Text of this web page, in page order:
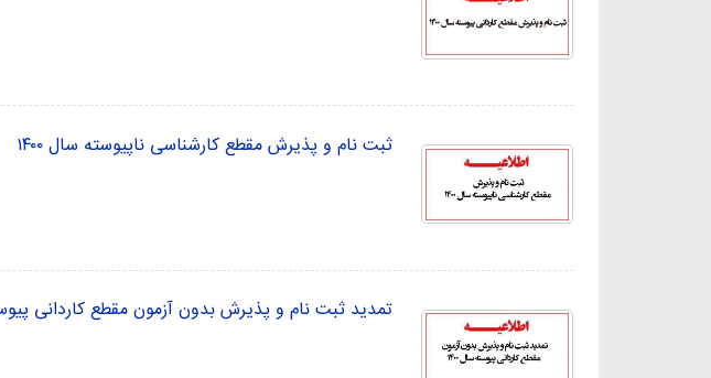
ثبت نام و پذیرش مقطع کارشناسی ناپیوسته سال ۱۴۰۰
تمدید ثبت نام و پذیرش بدون آزمون مقطع کاردانی